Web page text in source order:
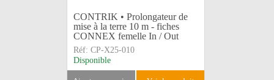
CONTRIK • Prolongateur de
mise à la terre 10 m - fiches
CONNEX femelle In / Out
Réf: CP-X25-010
Disponible